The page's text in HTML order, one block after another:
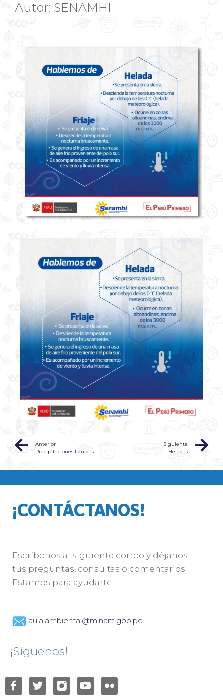
Autor: SENAMHI
Anterior
Precipitaciones líquidas
Siguiente
Heladas
¡CONTÁCTANOS!
Escríbenos al siguiente correo y déjanos
tus preguntas, consultas o comentarios.
Estamos para ayudarte.
aula.ambiental@minam.gob.pe
¡Síguenos!